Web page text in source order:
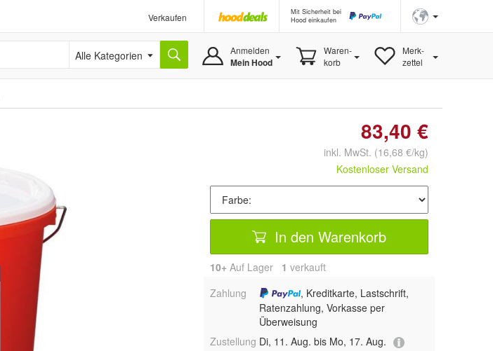
Verkaufen
Mit Sicherheit bei
Hood einkaufen
Alle Kategorien Anmelden
Mein Hood
Waren-
korb
Merk-
zettel
83,40 €
inkl. MwSt. (16,68 €/kg)
Kostenloser Versand
In den Warenkorb
10+ Auf Lager 1 verkauft
Zahlung
, Kreditkarte, Lastschrift,
Ratenzahlung, Vorkasse per
Überweisung
Zustellung Di, 11. Aug. bis Mo, 17. Aug.